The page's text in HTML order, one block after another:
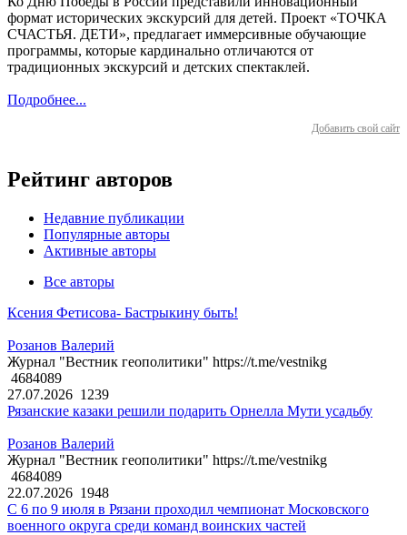
формат исторических экскурсий для детей. Проект «ТОЧКА
СЧАСТЬЯ. ДЕТИ», предлагает иммерсивные обучающие
программы, которые кардинально отличаются от
традиционных экскурсий и детских спектаклей.
Подробнее...
Добавить свой сайт
Рейтинг авторов
Недавние публикации
Популярные авторы
Активные авторы
Все авторы
Ксения Фетисова- Бастрыкину быть!
Розанов Валерий
Журнал "Вестник геополитики" https://t.me/vestnikg
4684089
27.07.2026 1239
Рязанские казаки решили подарить Орнелла Мути усадьбу
Розанов Валерий
Журнал "Вестник геополитики" https://t.me/vestnikg
4684089
22.07.2026 1948
С 6 по 9 июля в Рязани проходил чемпионат Московского
военного округа среди команд воинских частей